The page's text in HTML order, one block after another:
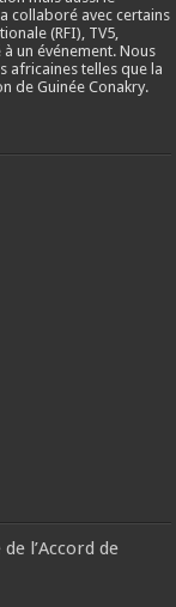
collaboré avec certains
(RFI), TV5,
un événement. Nous
africaines telles que la
de Guinée Conakry.
l’Accord de